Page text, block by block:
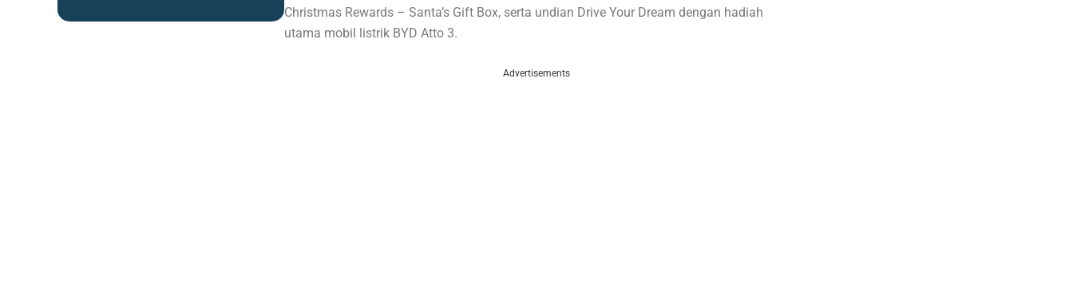
Christmas Rewards – Santa’s Gift Box, serta undian Drive Your Dream dengan hadiah
utama mobil listrik BYD Atto 3.
Advertisements